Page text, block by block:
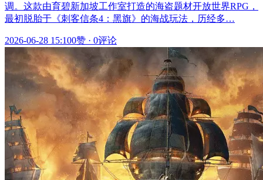
调。这款由育碧新加坡工作室打造的海盗题材开放世界RPG，
最初脱胎于《刺客信条4：黑旗》的海战玩法，历经多…
2026-06-28 15:100赞 · 0评论